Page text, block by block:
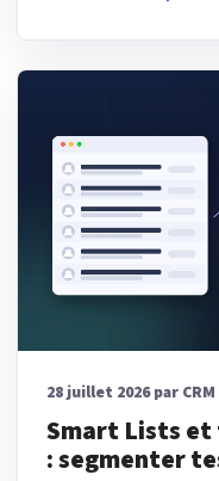
28 juillet 2026 par
Smart Lists et
: segmenter